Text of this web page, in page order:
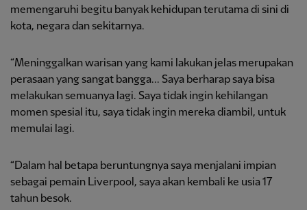
memengaruhi begitu banyak kehidupan terutama di sini di
kota, negara dan sekitarnya.
“Meninggalkan warisan yang kami lakukan jelas merupakan
perasaan yang sangat bangga... Saya berharap saya bisa
melakukan semuanya lagi. Saya tidak ingin kehilangan
momen spesial itu, saya tidak ingin mereka diambil, untuk
memulai lagi.
“Dalam hal betapa beruntungnya saya menjalani impian
sebagai pemain Liverpool, saya akan kembali ke usia 17
tahun besok.